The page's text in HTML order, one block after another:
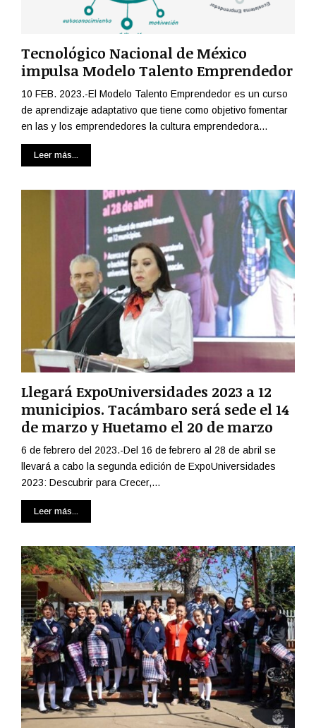
Tecnológico Nacional de México
impulsa Modelo Talento Emprendedor
10 FEB. 2023.-El Modelo Talento Emprendedor es un curso
de aprendizaje adaptativo que tiene como objetivo fomentar
en las y los emprendedores la cultura emprendedora...
Leer más...
Llegará ExpoUniversidades 2023 a 12
municipios. Tacámbaro será sede el 14
de marzo y Huetamo el 20 de marzo
6 de febrero del 2023.-Del 16 de febrero al 28 de abril se
llevará a cabo la segunda edición de ExpoUniversidades
2023: Descubrir para Crecer,...
Leer más...